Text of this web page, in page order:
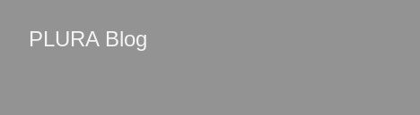
PLURA Blog